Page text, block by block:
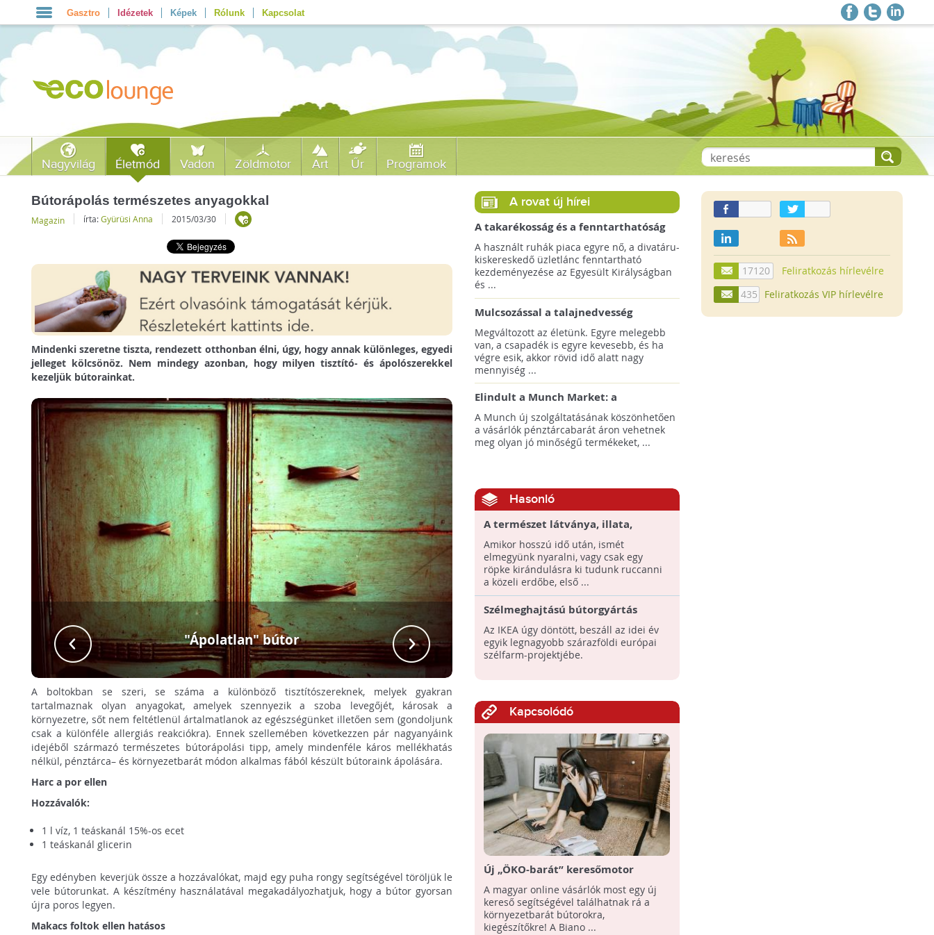
Gasztro Idézetek Képek Rólunk Kapcsolat
Nagyvilág Életmód Vadon Zöldmotor Art Űr Programok
Bútorápolás természetes anyagokkal
Magazin írta:Gyürüsi Anna 2015/03/30
Mindenki szeretne tiszta, rendezett otthonban élni, úgy, hogy annak különleges, egyedi
jelleget kölcsönöz. Nem mindegy azonban, hogy milyen tisztító- és ápolószerekkel
kezeljük bútorainkat.
"Ápolatlan" bútor Karbantartott szekrény
A boltokban se szeri, se száma a különböző tisztítószereknek, melyek gyakran
tartalmaznak olyan anyagokat, amelyek szennyezik a szoba levegőjét, károsak a
környezetre, sőt nem feltétlenül ártalmatlanok az egészségünket illetően sem (gondoljunk
csak a különféle allergiás reakciókra). Ennek szellemében következzen pár nagyanyáink
idejéből származó természetes bútorápolási tipp, amely mindenféle káros mellékhatás
nélkül, pénztárca– és környezetbarát módon alkalmas fából készült bútoraink ápolására.
Harc a por ellen
Hozzávalók:
1 l víz, 1 teáskanál 15%-os ecet
1 teáskanál glicerin
Egy edényben keverjük össze a hozzávalókat, majd egy puha rongy segítségével töröljük le
vele bútorunkat. A készítmény használatával megakadályozhatjuk, hogy a bútor gyorsan
újra poros legyen.
Makacs foltok ellen hatásos
A rovat új hírei
A takarékosság és a fenntarthatóság
ösztönzésére a Zara 14 európai
országra terjeszti ki használtruha
szolgáltatását!
A használt ruhák piaca egyre nő, a divatáru-
kiskereskedő üzletlánc fenntartható
kezdeményezése az Egyesült Királyságban
és ...
Mulcsozással a talajnedvesség
megtartásáért
Megváltozott az életünk. Egyre melegebb
van, a csapadék is egyre kevesebb, és ha
végre esik, akkor rövid idő alatt nagy
mennyiség ...
Elindult a Munch Market: a
pazarláscsökkentő piactér
A Munch új szolgáltatásának köszönhetően
a vásárlók pénztárcabarát áron vehetnek
meg olyan jó minőségű termékeket, ...
Hasonló
A természet látványa, illata,
tapintása, hangja az otthonunkban
Amikor hosszú idő után, ismét
elmegyünk nyaralni, vagy csak egy
röpke kirándulásra ki tudunk ruccanni
a közeli erdőbe, első ...
Szélmeghajtású bútorgyártás
Az IKEA úgy döntött, beszáll az idei év
egyik legnagyobb szárazföldi európai
szélfarm-projektjébe.
Kapcsolódó
Új „ÖKO-barát” keresőmotor
segíthet a tudatos
lakberendezésben
A magyar online vásárlók most egy új
kereső segítségével találhatnak rá a
környezetbarát bútorokra,
kiegészítőkre! A Biano ...
17120
Feliratkozás hírlevélre
435
Feliratkozás VIP hírlevélre